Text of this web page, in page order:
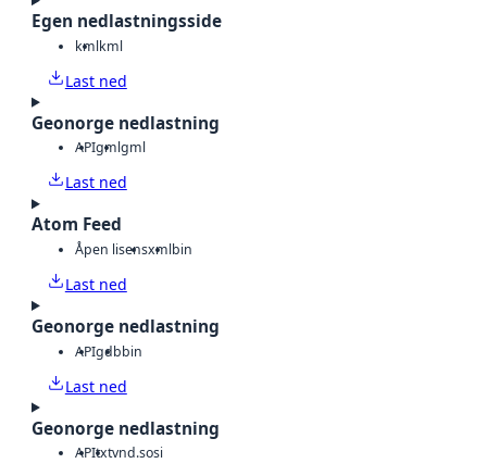
Egen nedlastningsside
kmlkml
Last ned
Geonorge nedlastning
APIgmlgml
Last ned
Atom Feed
Åpen lisensxmlbin
Last ned
Geonorge nedlastning
APIgdbbin
Last ned
Geonorge nedlastning
APItxtvnd.sosi